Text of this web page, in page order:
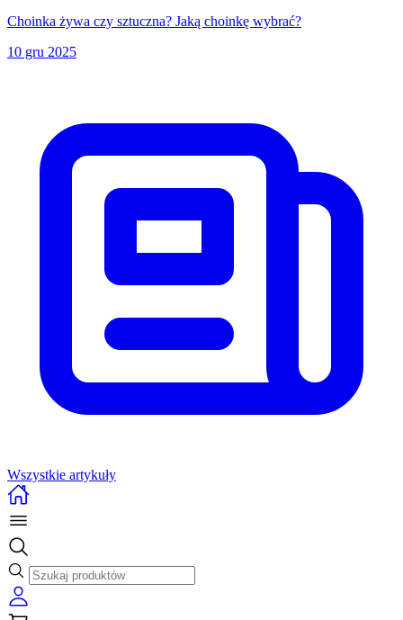
Choinka żywa czy sztuczna? Jaką choinkę wybrać?
10 gru 2025
Wszystkie artykuły